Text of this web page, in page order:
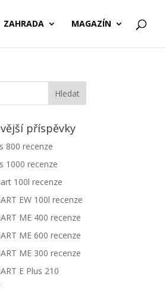
ZAHRADA MAGAZÍN
příspěvky
800 recenze
1000 recenze
100l recenze
EW 100l recenze
ME 400 recenze
ME 600 recenze
ME 300 recenze
E Plus 210